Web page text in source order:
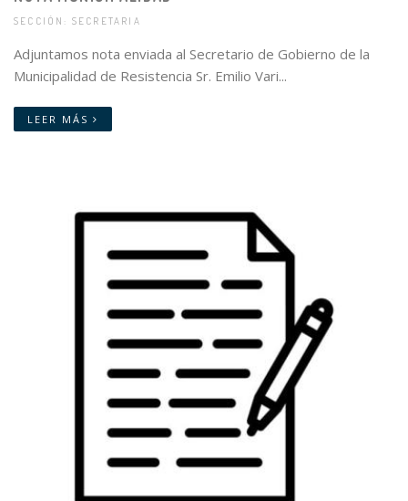
SECCIÓN: SECRETARIA
Adjuntamos nota enviada al Secretario de Gobierno de la
Municipalidad de Resistencia Sr. Emilio Vari...
LEER MÁS